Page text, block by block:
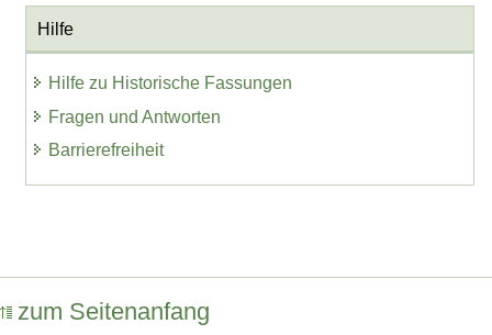
Hilfe
Hilfe zu Historische Fassungen
Fragen und Antworten
Barrierefreiheit
zum Seitenanfang